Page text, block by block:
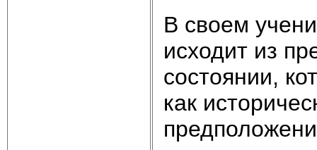
В своем
исходит из
состоянии,
как